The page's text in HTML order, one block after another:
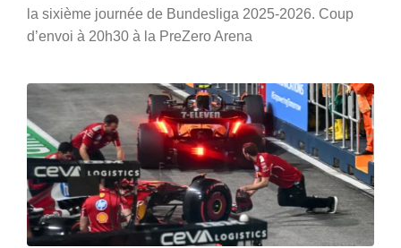
la sixième journée de Bundesliga 2025-2026. Coup
d’envoi à 20h30 à la PreZero Arena